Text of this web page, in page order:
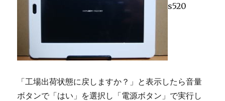
s520
「工場出荷状態に戻しますか？」と表示したら音量
ボタンで「はい」を選択し「電源ボタン」で実行し